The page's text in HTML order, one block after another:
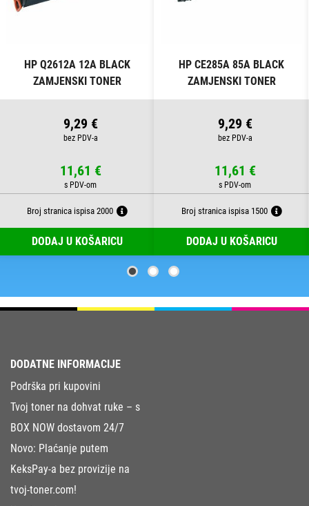
HP Q2612A 12A BLACK
ZAMJENSKI TONER
9,29 €
11,61 €
Broj stranica ispisa 2000
DODAJ U KOŠARICU
HP CE285A 85A BLACK
ZAMJENSKI TONER
9,29 €
11,61 €
Broj stranica ispisa 1500
DODAJ U KOŠARICU
DODATNE INFORMACIJE
Podrška pri kupovini
Tvoj toner na dohvat ruke – s
BOX NOW dostavom 24/7
Novo: Plaćanje putem
KeksPay-a bez provizije na
tvoj-toner.com!